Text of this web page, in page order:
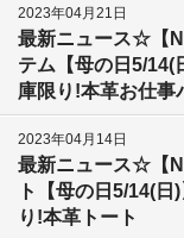
2023年04月21日
最新ニュース☆【
テム【母の日5/14(
庫限り!本革お仕事
2023年04月14日
最新ニュース☆【
ト【母の日5/14(
り!本革トート